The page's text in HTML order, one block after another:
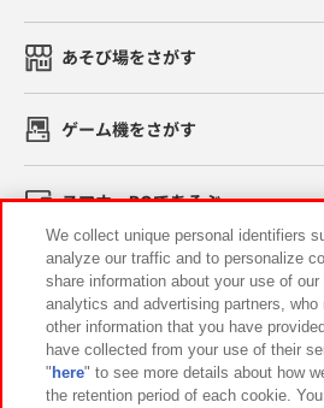
あそび場をさがす
ゲーム機をさがす
スマホ・PCであそぶ
イベント・キャンペーン
関連会社 サステナビリティ
We collect unique personal identifiers
analyze our traffic and to personalize
share information about your use of
analytics and advertising partners,
other information that you have
have collected from your use of their
" here" to see more details about how
the retention period of each cookie.